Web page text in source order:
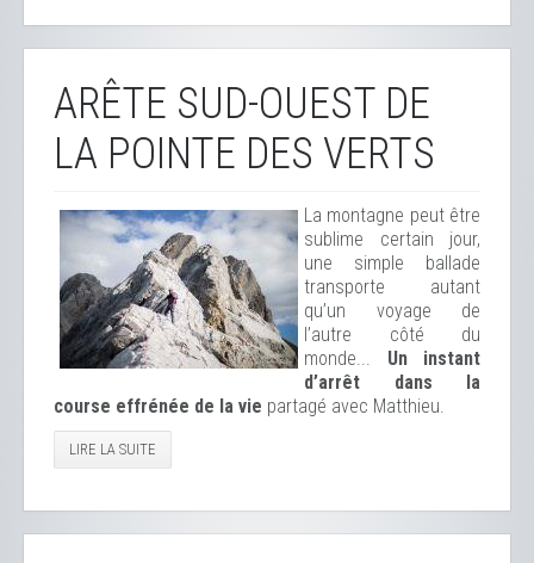
ARÊTE SUD-OUEST DE
LA POINTE DES VERTS
La montagne peut être
sublime certain jour,
une simple ballade
transporte autant
qu’un voyage de
l’autre côté du
monde... Un instant
d’arrêt dans la
course effrénée de la vie partagé avec Matthieu.
LIRE LA SUITE